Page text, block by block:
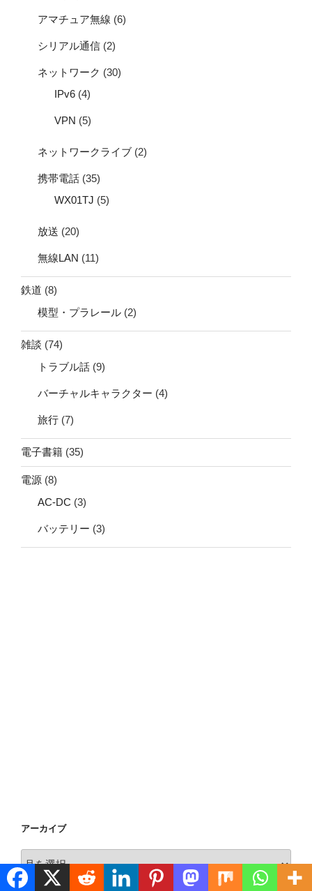
アマチュア無線 (6)
シリアル通信 (2)
ネットワーク (30)
IPv6 (4)
VPN (5)
ネットワークライブ (2)
携帯電話 (35)
WX01TJ (5)
放送 (20)
無線LAN (11)
鉄道 (8)
模型・プラレール (2)
雑談 (74)
トラブル話 (9)
バーチャルキャラクター (4)
旅行 (7)
電子書籍 (35)
電源 (8)
AC-DC (3)
バッテリー (3)
アーカイブ
ー